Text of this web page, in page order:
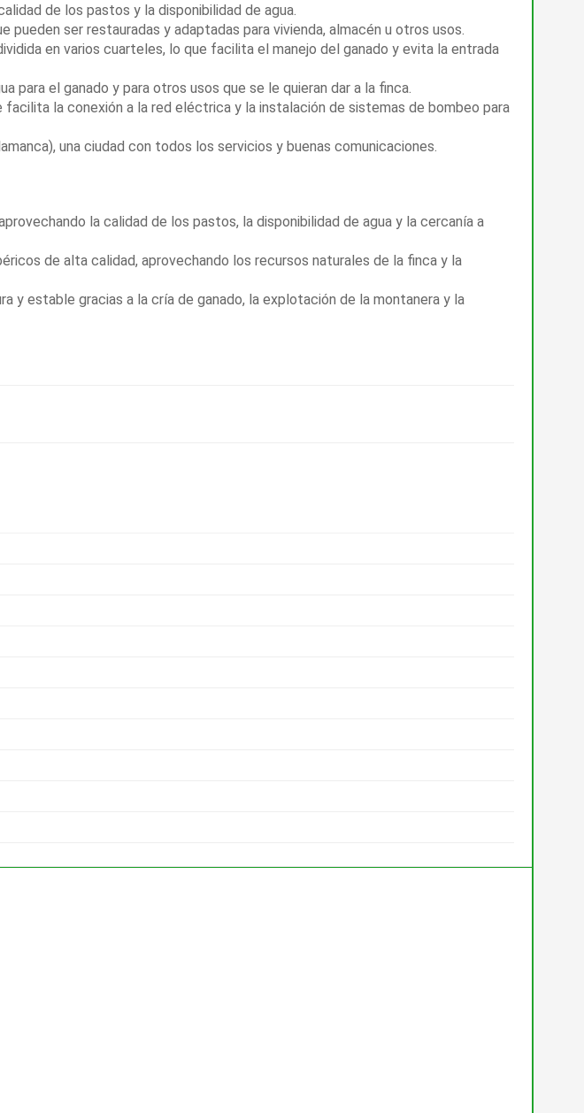
de los pastos y la disponibilidad de agua.
ser restauradas y adaptadas para vivienda, almacén u otros usos.
en varios cuarteles, lo que facilita el manejo del ganado y evita la entrada
para el ganado y para otros usos que se le quieran dar a la finca.
la conexión a la red eléctrica y la instalación de sistemas de bombeo para
una ciudad con todos los servicios y buenas comunicaciones.
la calidad de los pastos, la disponibilidad de agua y la cercanía a
de alta calidad, aprovechando los recursos naturales de la finca y la
y estable gracias a la cría de ganado, la explotación de la montanera y la